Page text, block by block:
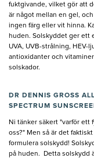
fuktgivande, vilket gör att
är något mellan en gel,
ingen färg eller vit hinna.
huden. Solskyddet ger ett
UVA, UVB-strålning, HEV-
antioxidanter och
solskador.
DR DENNIS GROSS
SPECTRUM
Ni tänker säkert "varför ett
oss?" Men så är det
formulera solskydd!
på huden. Detta solskydd